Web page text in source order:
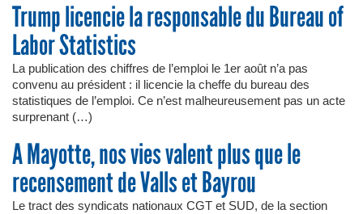
Trump licencie la responsable du Bureau of
Labor Statistics
La publication des chiffres de l’emploi le 1er août n’a pas
convenu au président : il licencie la cheffe du bureau des
statistiques de l’emploi. Ce n’est malheureusement pas un acte
surprenant (…)
A Mayotte, nos vies valent plus que le
recensement de Valls et Bayrou
Le tract des syndicats nationaux CGT et SUD, de la section